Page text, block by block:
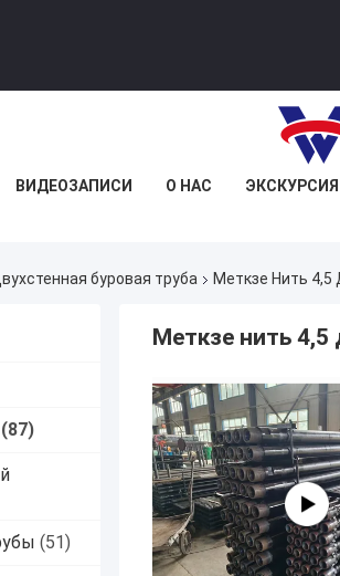
ВИДЕОЗАПИСИ О НАС
буровая труба Меткзе Нить
(87)
(51)
Меткзе нить